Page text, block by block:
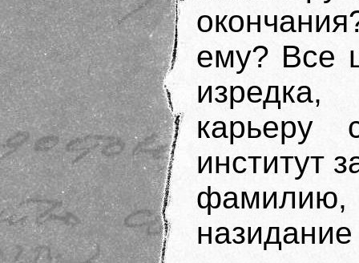
ему? Все
карьеру
институт